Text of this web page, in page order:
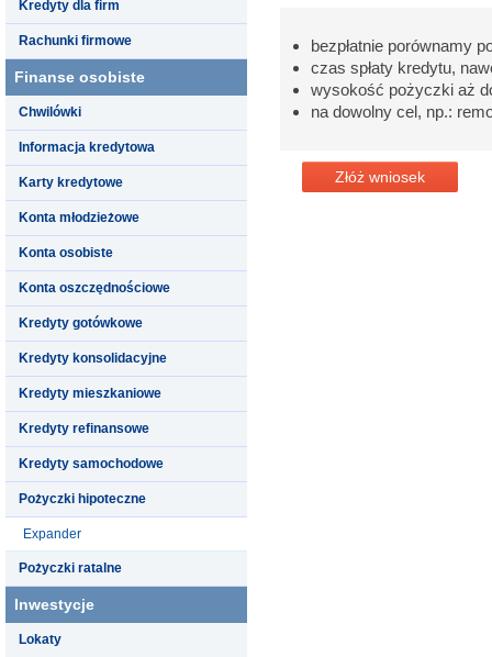
Kredyty dla firm
Rachunki firmowe
Finanse osobiste
Chwilówki
Informacja kredytowa
Karty kredytowe
Konta młodzieżowe
Konta osobiste
Konta oszczędnościowe
Kredyty gotówkowe
Kredyty konsolidacyjne
Kredyty mieszkaniowe
Kredyty refinansowe
Kredyty samochodowe
Pożyczki hipoteczne
Expander
Pożyczki ratalne
Inwestycje
Lokaty
bezpłatnie porównamy
czas spłaty kredytu,
wysokość pożyczki aż
na dowolny cel, np.:
Złóż wniosek